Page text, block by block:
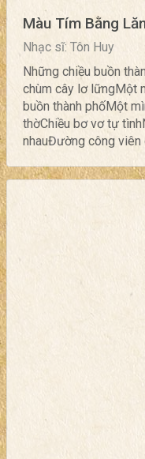
Màu Tím Bằng
Nhạc sĩ: Tôn Huy
Những chiều buồn
chùm cây lơ lữngMột
buồn thành phốMột
thờChiều bơ vơ tự
nhauĐường công viên